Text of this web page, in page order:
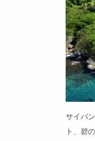
サイパ
ト、碧